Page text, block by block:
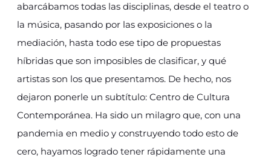
abarcábamos todas las disciplinas, desde el teatro o
la música, pasando por las exposiciones o la
mediación, hasta todo ese tipo de propuestas
híbridas que son imposibles de clasificar, y qué
artistas son los que presentamos. De hecho, nos
dejaron ponerle un subtítulo: Centro de Cultura
Contemporánea. Ha sido un milagro que, con una
pandemia en medio y construyendo todo esto de
cero, hayamos logrado tener rápidamente una